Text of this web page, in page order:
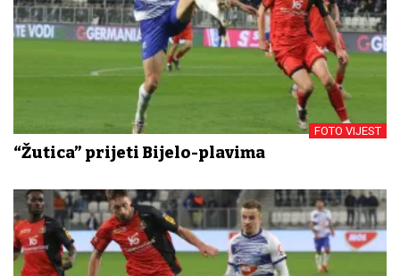
FOTO VIJEST
“Žutica” prijeti Bijelo-plavima